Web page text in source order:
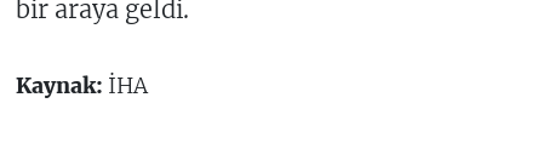
bir araya geldi.
Kaynak: İHA